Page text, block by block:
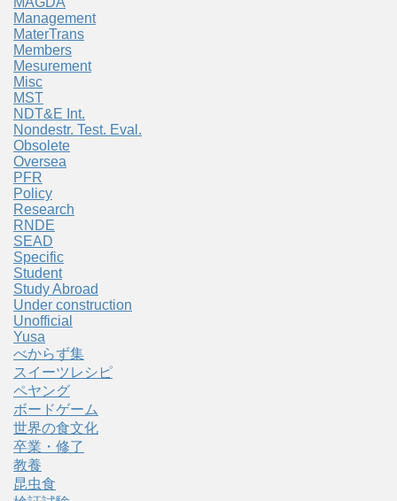
Management
MaterTrans
Members
Mesurement
Misc
MST
NDT&E Int.
Nondestr. Test. Eval.
Obsolete
Oversea
PFR
Policy
Research
RNDE
SEAD
Specific
Student
Study Abroad
Under construction
Unofficial
Yusa
べからず集
スイーツレシピ
ペヤング
ボードゲーム
世界の食文化
卒業・修了
教養
昆虫食